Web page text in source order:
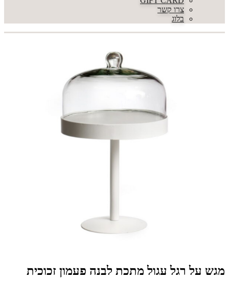
צרו קשר
בלוג
מגש על רגל עגול מתכת לבנה פעמון זכוכית